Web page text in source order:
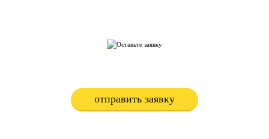
отправить заявку